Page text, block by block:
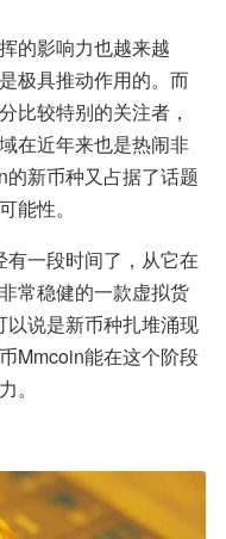
的影响力也越来越
极具推动作用的。而
比较特别的关注者，
在近年来也是热闹非
新币种又占据了话题
能性。
一段时间了，从它在
常稳健的一款虚拟货
说是新币种扎堆涌现
Mmcoin能在这个阶段
。